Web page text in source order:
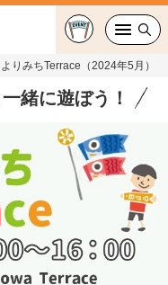
りみちTerrace（2024年5月）
緒に遊ぼう！